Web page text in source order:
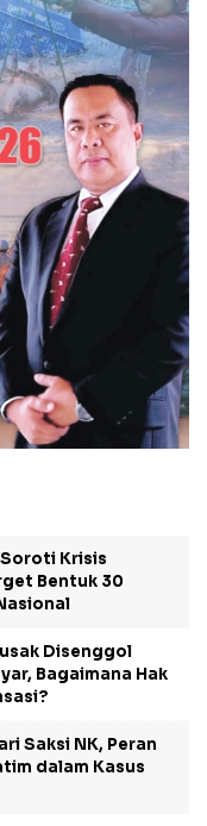
Krisis
Bentuk 30
Disenggol
Bagaimana Hak
Saksi NK, Peran
dalam Kasus